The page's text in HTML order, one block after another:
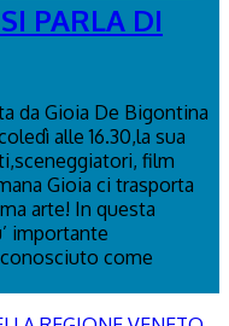
PARLA DI
da Gioia De Bigontina
alle 16.30,la sua
film
Gioia ci trasporta
arte! In questa
importante
conosciuto come